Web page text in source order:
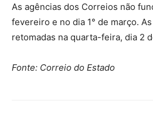
As agências dos Correios não
fevereiro e no dia 1° de março.
retomadas na quarta-feira, dia 2
Fonte: Correio do Estado